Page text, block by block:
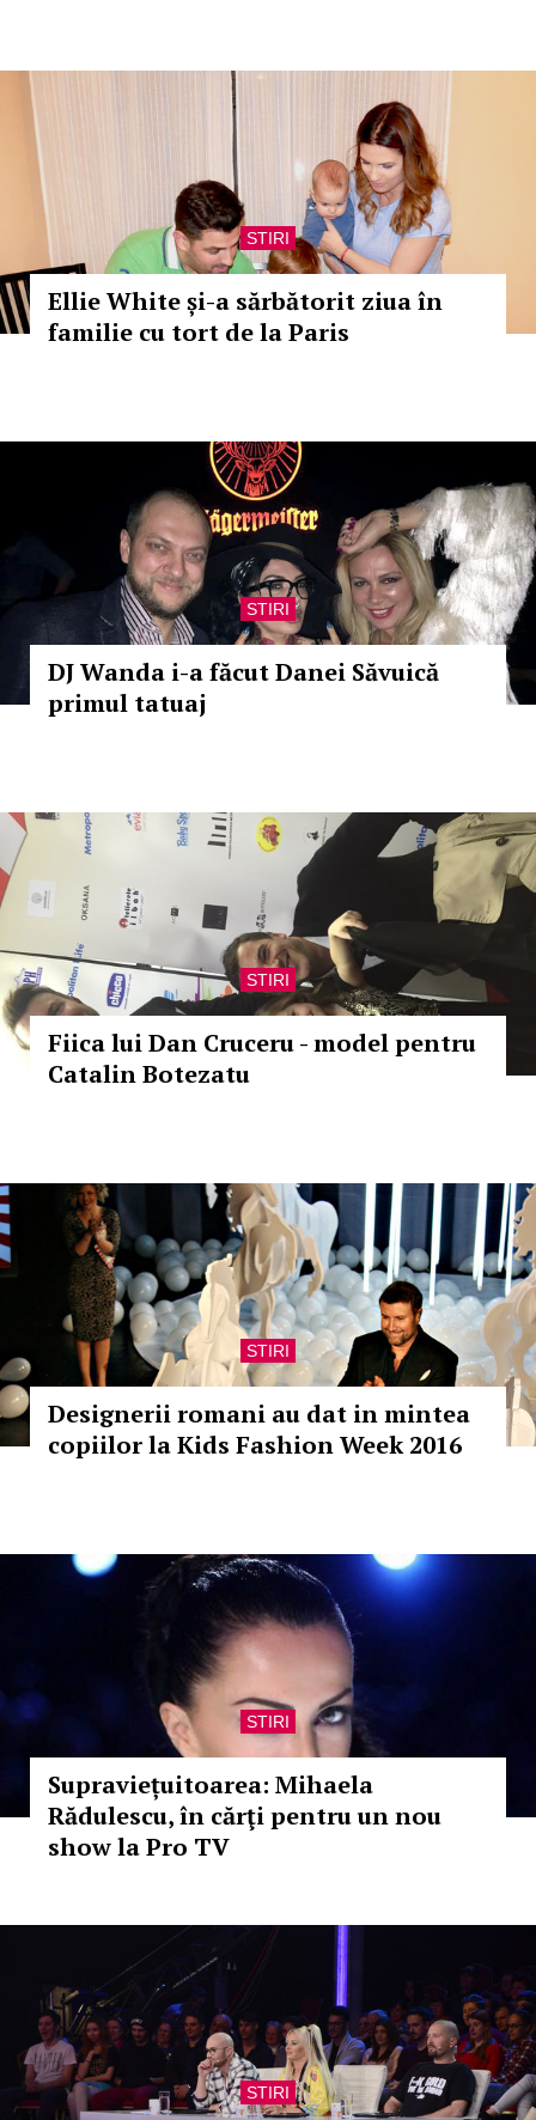
STIRI
Ellie White și-a sărbătorit ziua în
familie cu tort de la Paris
STIRI
DJ Wanda i-a făcut Danei Săvuică
primul tatuaj
STIRI
Fiica lui Dan Cruceru - model pentru
Catalin Botezatu
STIRI
Designerii romani au dat in mintea
copiilor la Kids Fashion Week 2016
STIRI
Supraviețuitoarea: Mihaela
Rădulescu, în cărţi pentru un nou
show la Pro TV
STIRI